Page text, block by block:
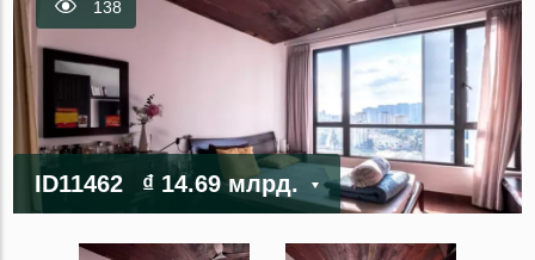
138
ID11462 ₫ 14.69 млрд.